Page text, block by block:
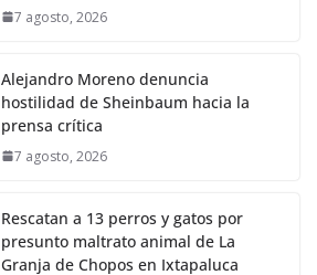
7 agosto, 2026
Alejandro Moreno denuncia
hostilidad de Sheinbaum hacia la
prensa crítica
7 agosto, 2026
Rescatan a 13 perros y gatos por
presunto maltrato animal de La
Granja de Chopos en Ixtapaluca